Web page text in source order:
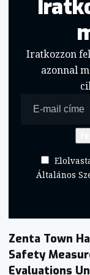
Iratkozzon
azonnal
Általános
Zenta Town
Safety
Evaluations